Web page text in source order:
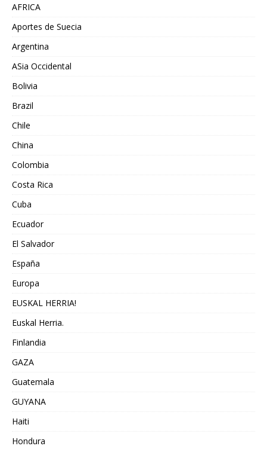
AFRICA
Aportes de Suecia
Argentina
ASia Occidental
Bolivia
Brazil
Chile
China
Colombia
Costa Rica
Cuba
Ecuador
El Salvador
España
Europa
EUSKAL HERRIA!
Euskal Herria.
Finlandia
GAZA
Guatemala
GUYANA
Haiti
Hondura